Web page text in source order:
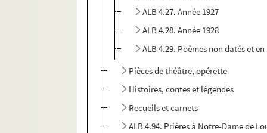
ALB 4.27. Année 1927
ALB 4.28. Année 1928
ALB 4.29. Poèmes non datés et
Pièces de théâtre, opérette
Histoires, contes et légendes
Recueils et carnets
ALB 4.94. Prières à Notre-Dame de